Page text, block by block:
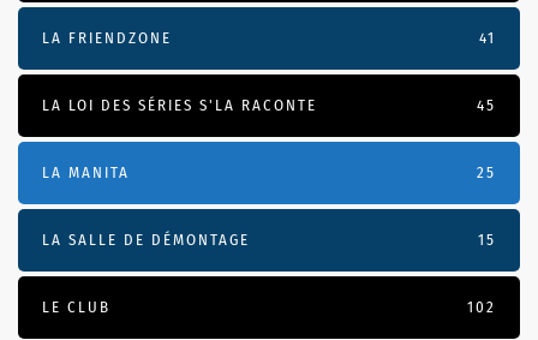
LA FRIENDZONE 41
LA LOI DES SÉRIES S'LA RACONTE 45
LA MANITA 25
LA SALLE DE DÉMONTAGE 15
LE CLUB 102